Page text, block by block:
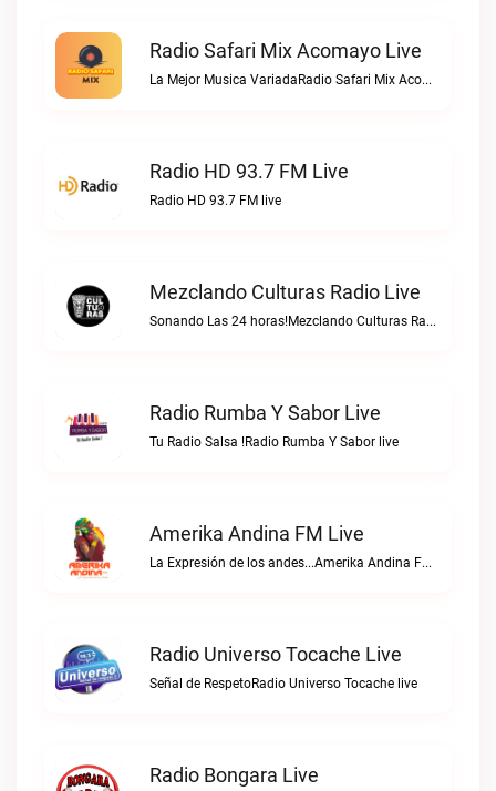
Radio Safari Mix Acomayo Live
La Mejor Musica VariadaRadio Safari Mix Acomayo live
Radio HD 93.7 FM Live
Radio HD 93.7 FM live
Mezclando Culturas Radio Live
Sonando Las 24 horas!Mezclando Culturas Radio live
Radio Rumba Y Sabor Live
Tu Radio Salsa !Radio Rumba Y Sabor live
Amerika Andina FM Live
La Expresión de los andes...Amerika Andina FM live
Radio Universo Tocache Live
Señal de RespetoRadio Universo Tocache live
Radio Bongara Live